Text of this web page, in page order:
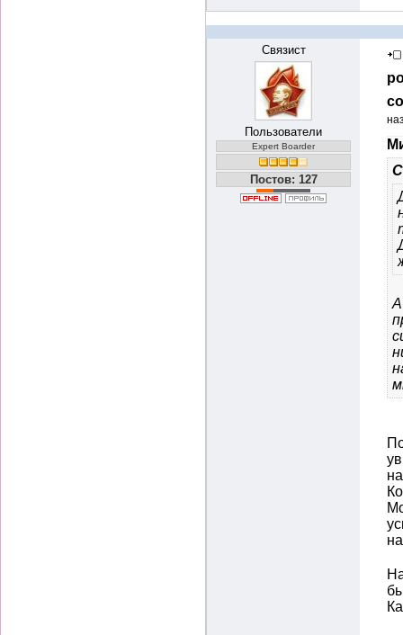
Связист
Пользователи
Expert Boarder
Постов: 127
А